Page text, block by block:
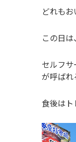
どれもお
この日
セルフ
が呼ばれ
食後はト